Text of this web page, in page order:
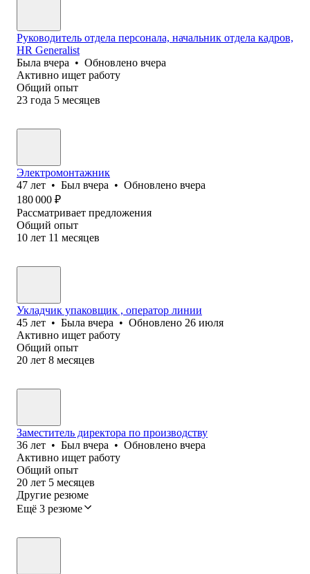
Руководитель отдела персонала, начальник отдела кадров,
HR Generalist
Была вчера • Обновлено вчера
Активно ищет работу
Общий опыт
23 года 5 месяцев
Электромонтажник
47 лет • Был вчера • Обновлено вчера
180 000 ₽
Рассматривает предложения
Общий опыт
10 лет 11 месяцев
Укладчик упаковщик , оператор линии
45 лет • Была вчера • Обновлено 26 июля
Активно ищет работу
Общий опыт
20 лет 8 месяцев
Заместитель директора по производству
36 лет • Был вчера • Обновлено вчера
Активно ищет работу
Общий опыт
20 лет 5 месяцев
Другие резюме
Ещё 3 резюме